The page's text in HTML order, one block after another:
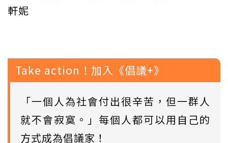
軒妮
Take action！加入《倡議+》
「一個人為社會付出很辛苦，但一群人
就不會寂寞。」每個人都可以用自己的
方式成為倡議家！